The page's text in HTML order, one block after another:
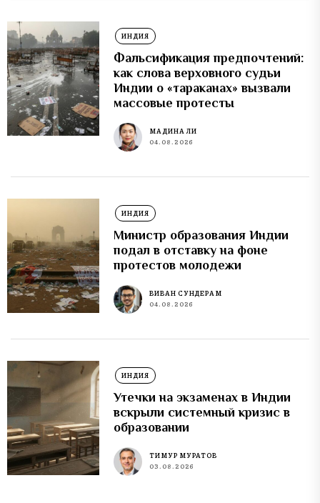
ИНДИЯ
Фальсификация предпочтений:
как слова верховного судьи
Индии о «тараканах» вызвали
массовые протесты
МАДИНА ЛИ
04.08.2026
ИНДИЯ
Министр образования Индии
подал в отставку на фоне
протестов молодежи
ВИВАН СУНДЕРАМ
04.08.2026
ИНДИЯ
Утечки на экзаменах в Индии
вскрыли системный кризис в
образовании
ТИМУР МУРАТОВ
03.08.2026